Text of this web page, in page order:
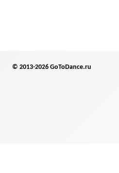
© 2013-2026 GoToDance.ru